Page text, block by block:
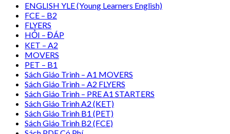
ENGLISH YLE (Young Learners English)
FCE – B2
FLYERS
HỎI – ĐÁP
KET – A2
MOVERS
PET – B1
Sách Giáo Trình – A1 MOVERS
Sách Giáo Trình – A2 FLYERS
Sách Giáo Trình – PRE A1 STARTERS
Sách Giáo Trình A2 (KET)
Sách Giáo Trình B1 (PET)
Sách Giáo Trình B2 (FCE)